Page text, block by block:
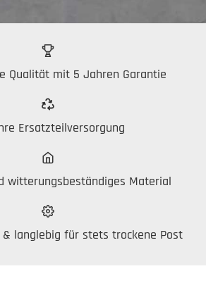
Qualität mit 5 Jahren Garantie
Ersatzteilversorgung
witterungsbeständiges Material
langlebig für stets trockene Post